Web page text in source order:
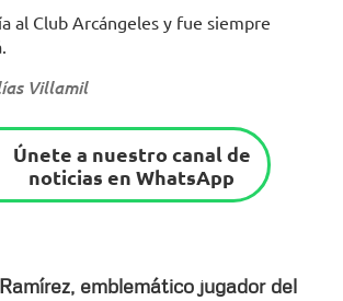
al Club Arcángeles y fue siempre
Villamil
Únete a nuestro canal de
noticias en WhatsApp
emblemático jugador del